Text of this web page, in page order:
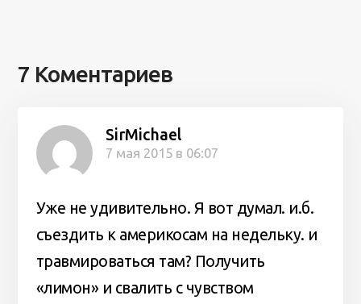
7 Коментариев
SirMichael
7 мая 2015 в 06:07
Уже не удивительно. Я вот думал. и.б.
съездить к америкосам на недельку. и
травмироваться там? Получить
«лимон» и свалить с чувством